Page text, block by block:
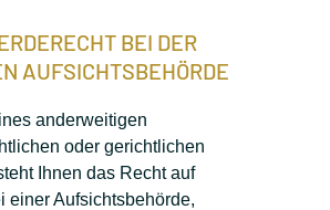
BEI DER
AUFSICHTSBEHÖRDE
anderweitigen
oder gerichtlichen
Ihnen das Recht auf
einer Aufsichtsbehörde,